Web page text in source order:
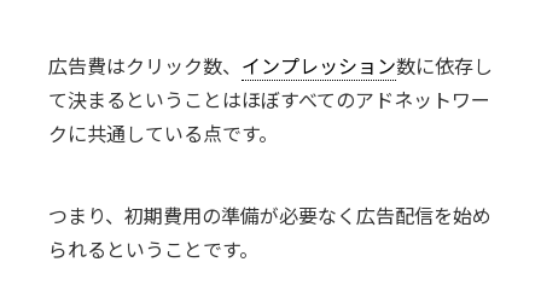
広告費はクリック数、 インプレッション数に依存し
て決まるということはほぼすべてのアドネットワー
クに共通している点です。
つまり、初期費用の準備が必要なく広告配信を始め
られるということです。